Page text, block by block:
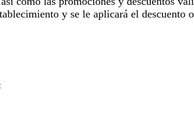
y se le aplicará el descuento